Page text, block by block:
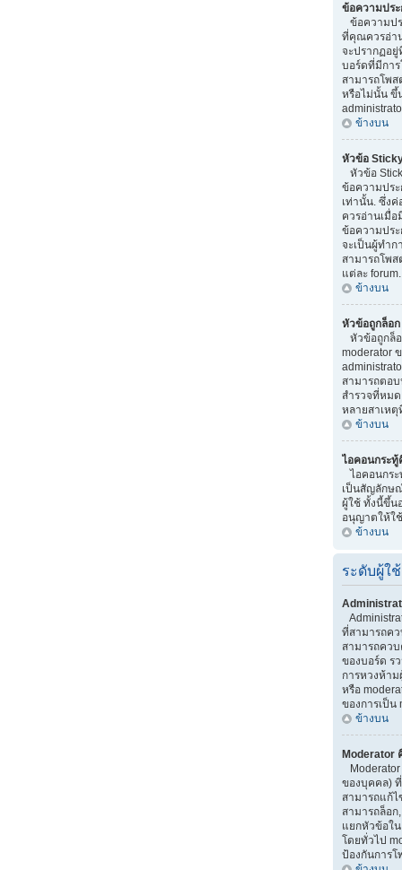
ข้อความประ
ข้อความป
ที่คุณควรอ่า
จะปรากฏอ
บอร์ดที่มีกา
สามารถโพ
หรือไม่นั้น ขึ้
ข้างบน
หัวข้อ
หัวข้อ
ข้อความปร
เท่านั้น. ซึ่ง
ควรอ่านเมื่อ
ข้อความประ
จะเป็นผู้ทำ
สามารถโพ
แต่ละ forum.
ข้างบน
หัวข้อถูกล็อก
หัวข้อถูกล็
moderator
สามารถตอ
สำรวจที่หม
หลายสาเห
ข้างบน
ไอคอนกระทู้
ไอคอนกระ
เป็นสัญลักษ
ผู้ใช้ ทั้งนี้ขึ้น
อนุญาตให้ใ
ข้างบน
ระดับผู้ใ
ที่สามารถค
สามารถคว
ของบอร์ด ร
การหวงห้าม
หรือ
ของการเป็น
ข้างบน
Moderator
ของบุคคล)
สามารถแก้
สามารถล็อก
แยกหัวข้อใ
โดยทั่วไป
ป้องกันการ